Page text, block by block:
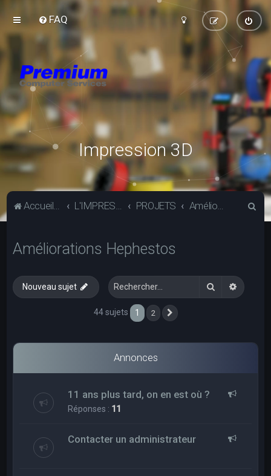
FAQ
Impression 3D
Accueil du forum L'IMPRESSION 3D PROJETS Améliorations Hephestos
Améliorations Hephestos
Nouveau sujet Rechercher
44 sujets 1 2
Annonces
11 ans plus tard, on en est où ?
Réponses : 11
Contacter un administrateur